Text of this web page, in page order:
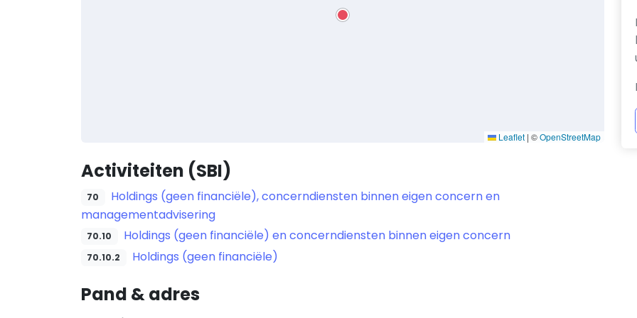
Leaflet | ©OpenStreetMap
Activiteiten (SBI)
70
Holdings (geen financiële), concerndiensten binnen eigen concern en
managementadvisering
70.10 Holdings (geen financiële) en concerndiensten binnen eigen concern
70.10.2 Holdings (geen financiële)
Pand & adres